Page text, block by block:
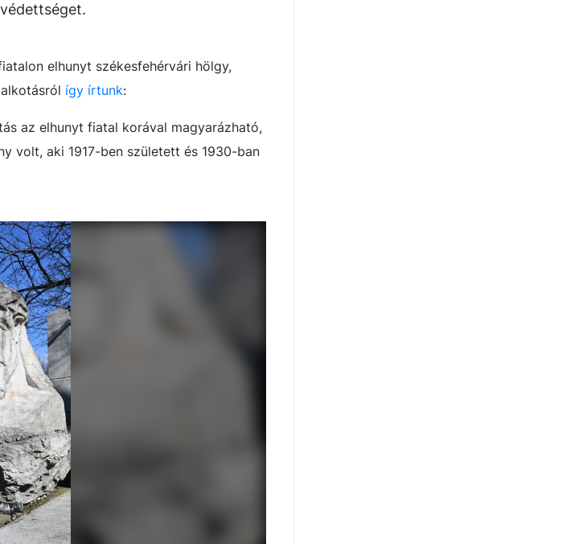
elhunyt székesfehérvári hölgy,
így írtunk:
az elhunyt fiatal korával magyarázható,
volt, aki 1917-ben született és 1930-ban